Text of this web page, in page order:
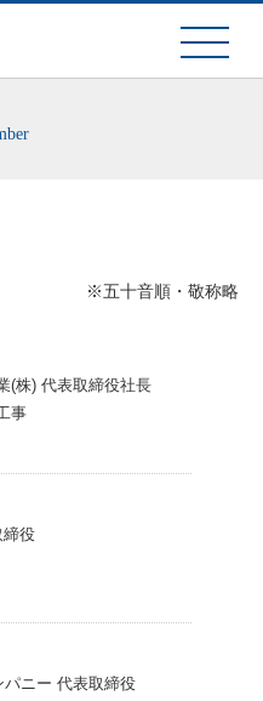
※五十音順・敬称略
(株) 代表取締役社長
事
締役
パニー 代表取締役